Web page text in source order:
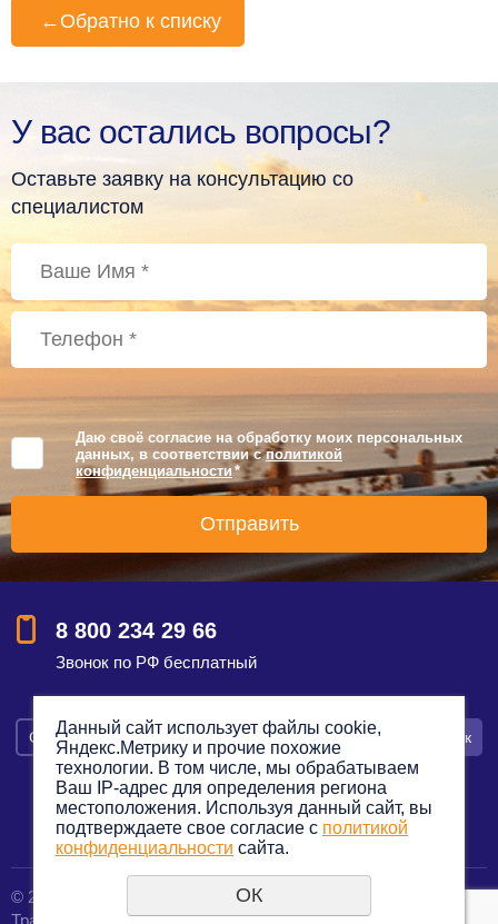
← Обратно к списку
У вас остались вопросы?
Оставьте заявку на консультацию со
специалистом
Даю своё согласие на обработку моих персональных
данных, в соответствии сполитикой
конфиденциальности *
8 800 234 29 66
Звонок по РФ бесплатный
Смотреть на карте Оставить заявку Заказать звонок
Политика конфиденциальности
© 2012—2023. Все права защищены.
Транспортная компания по грузоперевозкам
Данный сайт использует файлы cookie,
Яндекс.Метрику и прочие похожие
технологии. В том числе, мы обрабатываем
Ваш IP-адрес для определения региона
местоположения. Используя данный сайт, вы
подтверждаете свое согласие с политикой
конфиденциальности сайта.
ОК